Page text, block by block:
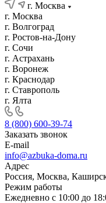
г. Москва
г. Москва
г. Волгоград
г. Ростов-на-Дону
г. Сочи
г. Астрахань
г. Воронеж
г. Краснодар
г. Ставрополь
г. Ялта
8 (800) 600-39-74
Заказать звонок
E-mail
info@azbuka-doma.ru
Адрес
Россия, Москва,
Режим работы
Ежедневно с 10:00 до